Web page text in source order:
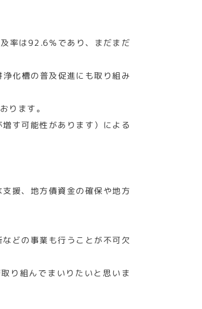
率は92.6％であり、まだまだ
化槽の普及促進にも取り組み
ります。
す可能性があります）による
援、地方債資金の確保や地方
どの事業も行うことが不可欠
り組んでまいりたいと思いま